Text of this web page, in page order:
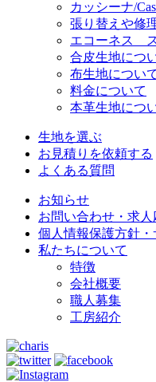
カッシーナ/
張り替えや修
エコーネス
合皮生地につ
布生地につい
料金について
本革生地につ
生地を選ぶ
お見積りを依頼する
よくある質問
お知らせ
お問い合わせ・求人
個人情報保護方針
私たちについて
特徴
会社概要
職人募集
工房紹介